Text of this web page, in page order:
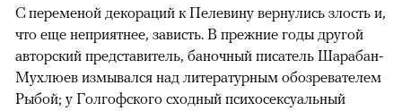
С переменой декораций к Пелевину вернулись злость и,
что еще неприятнее, зависть. В прежние годы другой
авторский представитель, баночный писатель Шарабан-
Мухлюев измывался над литературным обозревателем
Рыбой; у Голгофского сходный психосексуальный